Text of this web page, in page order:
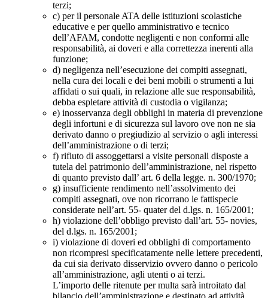
terzi;
c) per il personale ATA delle istituzioni scolastiche
educative e per quello amministrativo e tecnico
dell’AFAM, condotte negligenti e non conformi alle
responsabilità, ai doveri e alla correttezza inerenti alla
funzione;
d) negligenza nell’esecuzione dei compiti assegnati,
nella cura dei locali e dei beni mobili o strumenti a lui
affidati o sui quali, in relazione alle sue responsabilità,
debba espletare attività di custodia o vigilanza;
e) inosservanza degli obblighi in materia di prevenzione
degli infortuni e di sicurezza sul lavoro ove non ne sia
derivato danno o pregiudizio al servizio o agli interessi
dell’amministrazione o di terzi;
f) rifiuto di assoggettarsi a visite personali disposte a
tutela del patrimonio dell’amministrazione, nel rispetto
di quanto previsto dall’ art. 6 della legge. n. 300/1970;
g) insufficiente rendimento nell’assolvimento dei
compiti assegnati, ove non ricorrano le fattispecie
considerate nell’art. 55- quater del d.lgs. n. 165/2001;
h) violazione dell’obbligo previsto dall’art. 55- novies,
del d.lgs. n. 165/2001;
i) violazione di doveri ed obblighi di comportamento
non ricompresi specificatamente nelle lettere precedenti,
da cui sia derivato disservizio ovvero danno o pericolo
all’amministrazione, agli utenti o ai terzi.
L’importo delle ritenute per multa sarà introitato dal